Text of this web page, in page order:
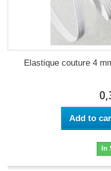
Elastique couture 4
Add to
In